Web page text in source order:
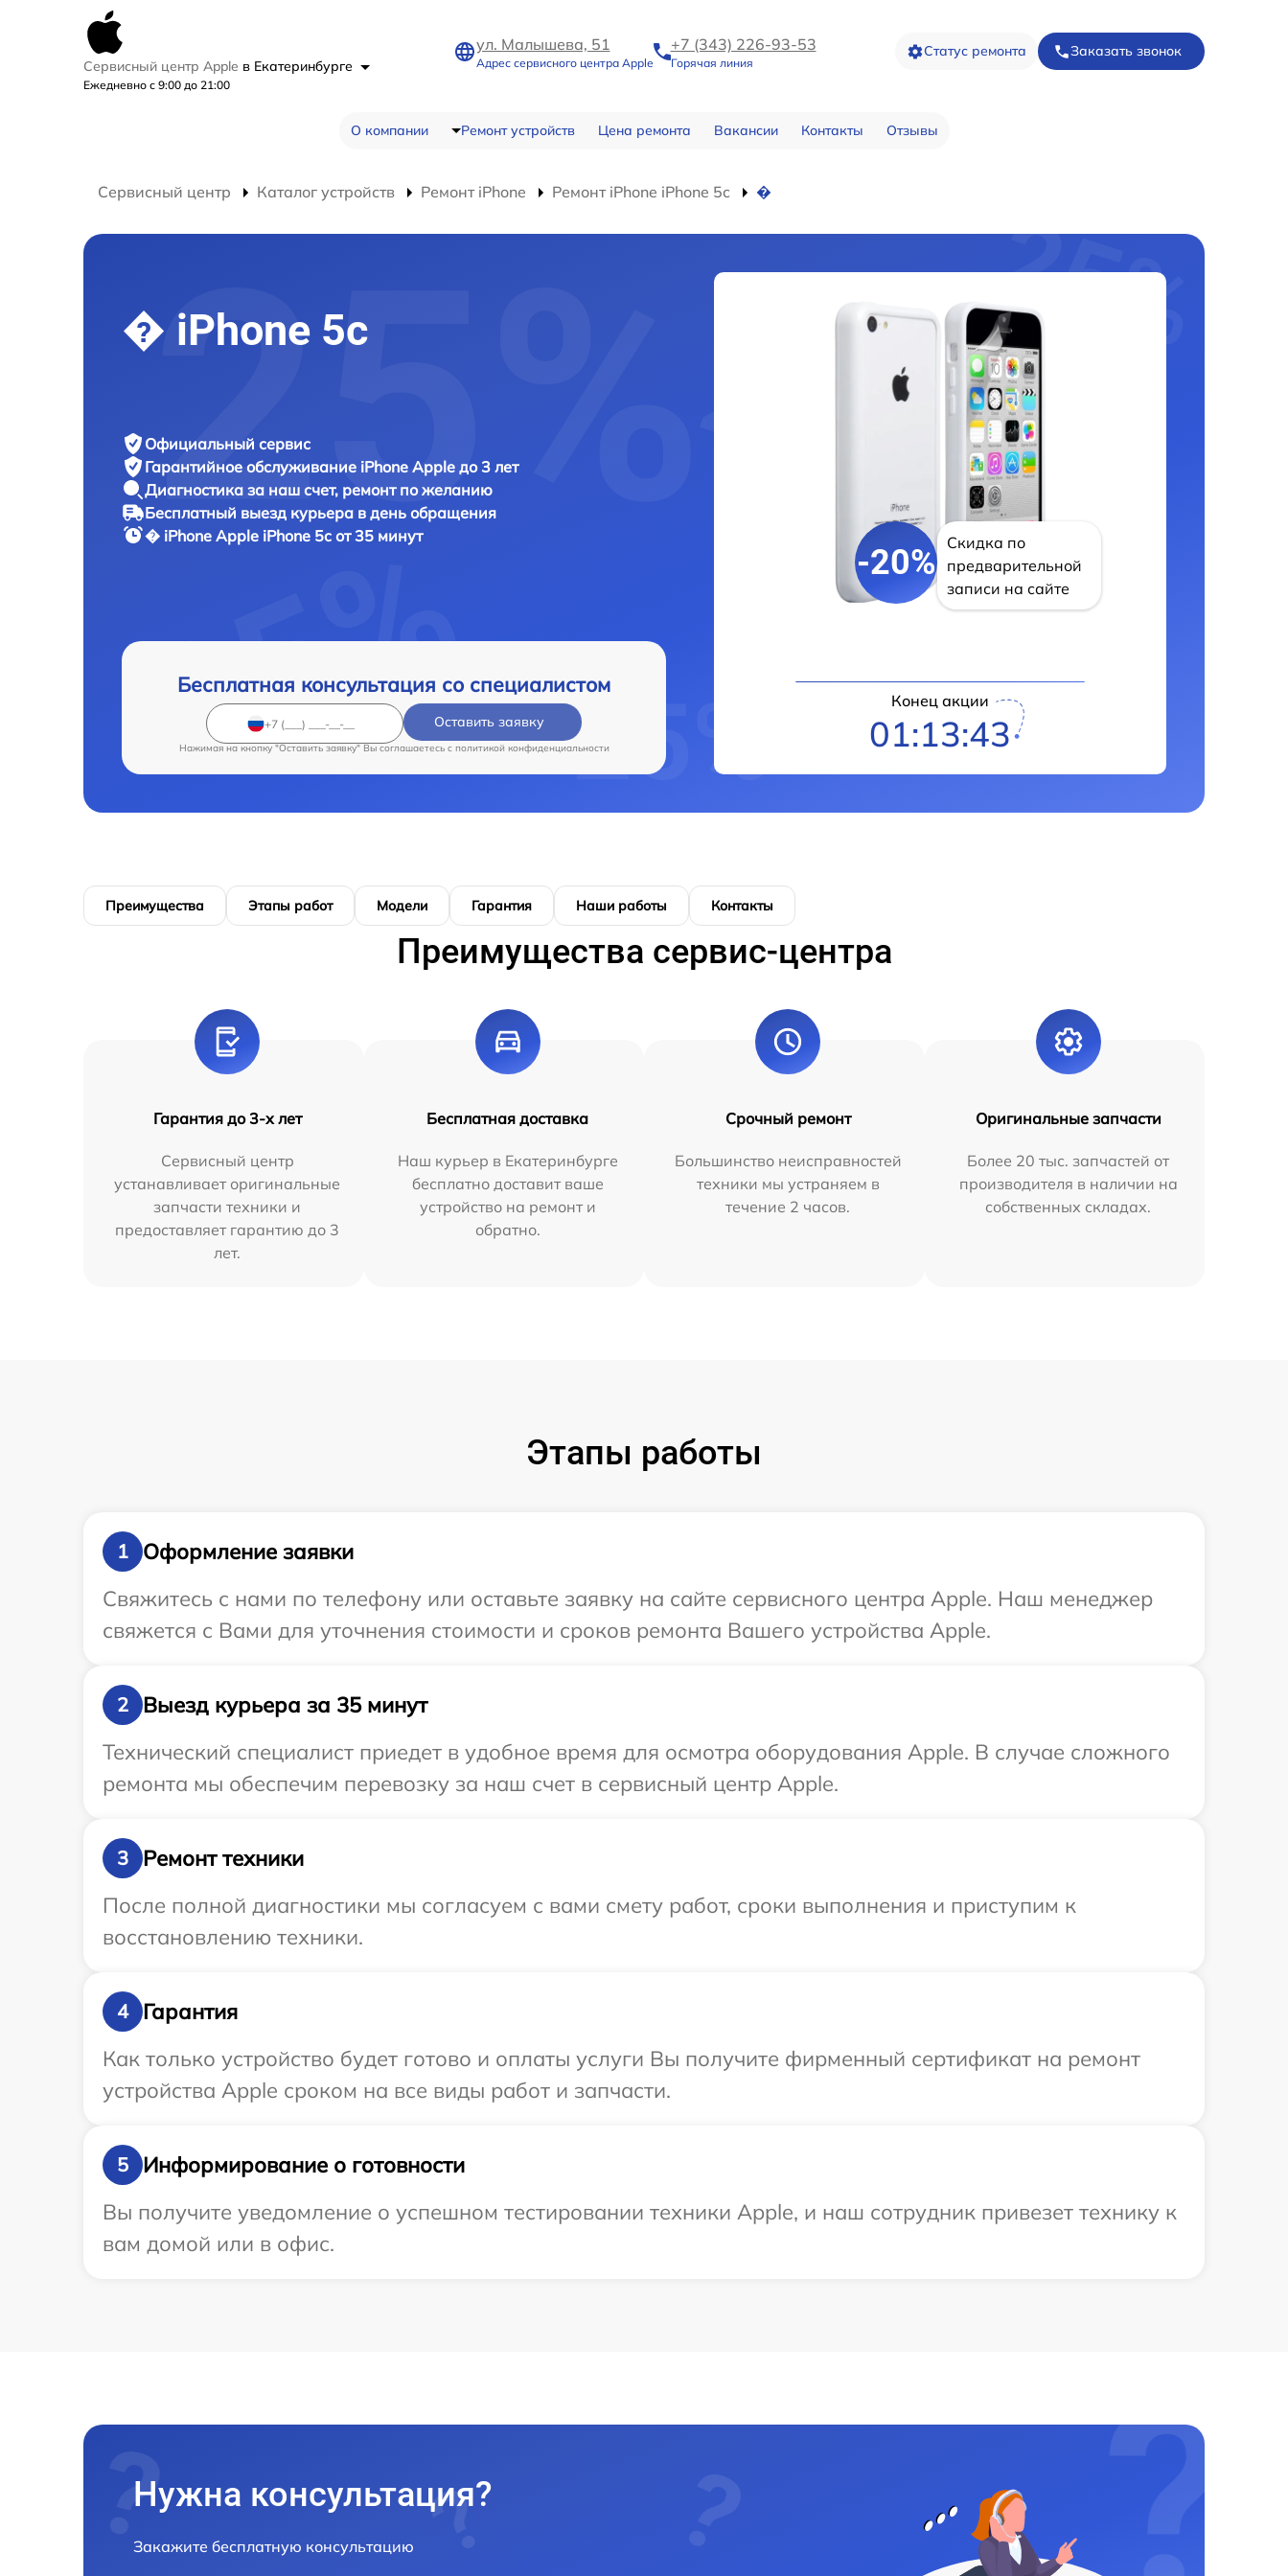
Сервисный центр Apple в Екатеринбурге
Ежедневно с 9:00 до 21:00
ул. Малышева, 51
Адрес сервисного центра Apple
+7 (343) 226-93-53
Горячая линия
Статус ремонта Заказать звонок
О компании Ремонт устройств Цена ремонта Вакансии Контакты Отзывы
Сервисный центр Каталог устройств Ремонт iPhone Ремонт iPhone iPhone 5c �
� iPhone 5c
Официальный сервис
Гарантийное обслуживание iPhone Apple до 3 лет
Диагностика за наш счет, ремонт по желанию
Бесплатный выезд курьера в день обращения
� iPhone Apple iPhone 5c от 35 минут
Бесплатная консультация со специалистом
Оставить заявку
Нажимая на кнопку "Оставить заявку" Вы соглашаетесь c политикой конфиденциальности
-20%
Скидка по
предварительной
записи на сайте
Конец акции
01:13:42
Преимущества Этапы работ Модели Гарантия Наши работы Контакты
Преимущества сервис-центра
Гарантия до 3-х лет
Сервисный центр
устанавливает оригинальные
запчасти техники и
предоставляет гарантию до 3
лет.
Бесплатная доставка
Наш курьер в Екатеринбурге
бесплатно доставит ваше
устройство на ремонт и
обратно.
Срочный ремонт
Большинство неисправностей
техники мы устраняем в
течение 2 часов.
Оригинальные запчасти
Более 20 тыс. запчастей от
производителя в наличии на
собственных складах.
Этапы работы
1
Оформление заявки
Свяжитесь с нами по телефону или оставьте заявку на сайте сервисного центра Apple. Наш менеджер
свяжется с Вами для уточнения стоимости и сроков ремонта Вашего устройства Apple.
2
Выезд курьера за 35 минут
Технический специалист приедет в удобное время для осмотра оборудования Apple. В случае сложного
ремонта мы обеспечим перевозку за наш счет в сервисный центр Apple.
3
Ремонт техники
После полной диагностики мы согласуем с вами смету работ, сроки выполнения и приступим к
восстановлению техники.
4
Гарантия
Как только устройство будет готово и оплаты услуги Вы получите фирменный сертификат на ремонт
устройства Apple сроком на все виды работ и запчасти.
5
Информирование о готовности
Вы получите уведомление о успешном тестировании техники Apple, и наш сотрудник привезет технику к
вам домой или в офис.
Нужна консультация?
Закажите бесплатную консультацию